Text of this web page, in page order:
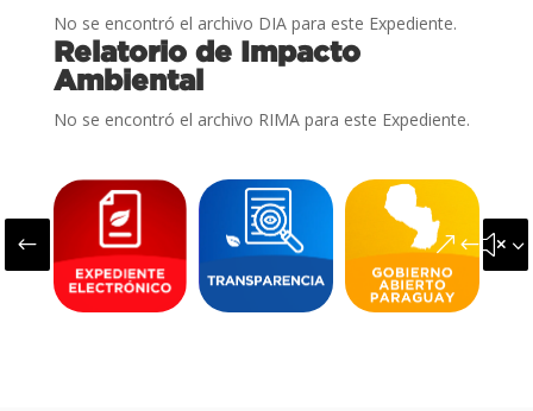
No se encontró el archivo DIA para este Expediente.
Relatorio de Impacto
Ambiental
No se encontró el archivo RIMA para este Expediente.
#